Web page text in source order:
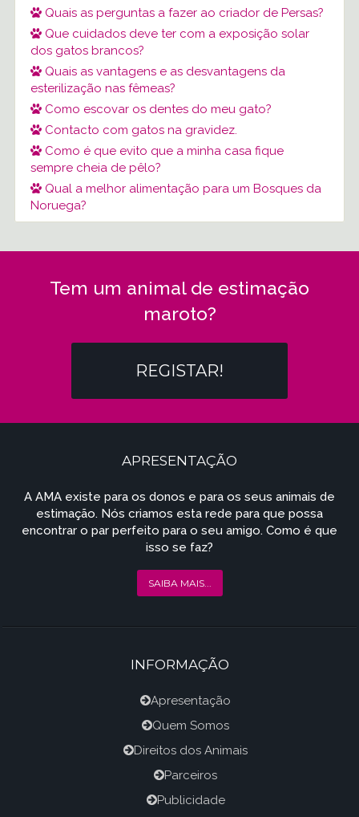
Quais as perguntas a fazer ao criador de Persas?
Que cuidados deve ter com a exposição solar
dos gatos brancos?
Quais as vantagens e as desvantagens da
esterilização nas fêmeas?
Como escovar os dentes do meu gato?
Contacto com gatos na gravidez.
Como é que evito que a minha casa fique
sempre cheia de pêlo?
Qual a melhor alimentação para um Bosques da
Noruega?
Tem um animal de estimação
maroto?
REGISTAR!
APRESENTAÇÃO
A AMA existe para os donos e para os seus animais de
estimação. Nós criamos esta rede para que possa
encontrar o par perfeito para o seu amigo. Como é que
isso se faz?
SAIBA MAIS...
INFORMAÇÃO
Apresentação
Quem Somos
Direitos dos Animais
Parceiros
Publicidade